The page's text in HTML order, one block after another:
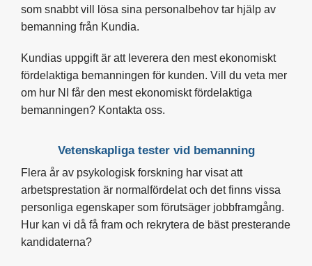
som snabbt vill lösa sina personalbehov tar hjälp av
bemanning från Kundia.
Kundias uppgift är att leverera den mest ekonomiskt
fördelaktiga bemanningen för kunden. Vill du veta mer
om hur NI får den mest ekonomiskt fördelaktiga
bemanningen? Kontakta oss.
Vetenskapliga tester vid bemanning
Flera år av psykologisk forskning har visat att
arbetsprestation är normalfördelat och det finns vissa
personliga egenskaper som förutsäger jobbframgång.
Hur kan vi då få fram och rekrytera de bäst presterande
kandidaterna?